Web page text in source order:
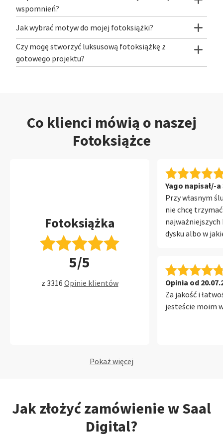
wspomnień?
Jak wybrać motyw do mojej fotoksiążki?
Czy mogę stworzyć luksusową fotoksiążkę z
gotowego projektu?
Co klienci mówią o naszej
Fotoksiążce
Fotoksiążka
5/5
z 3316 Opinie klientów
Yago napisał/-a
Przy własnym
nie chcę
dysku albo w
otworzyłem
mi opadła.
okładkę ze
nasze zdjęcie
detal. Bardzo
jak te strony się
Opinia od
Za jakość i
jesteście moim
Pokaż więcej
Jak złożyć zamówienie w Saal
Digital?